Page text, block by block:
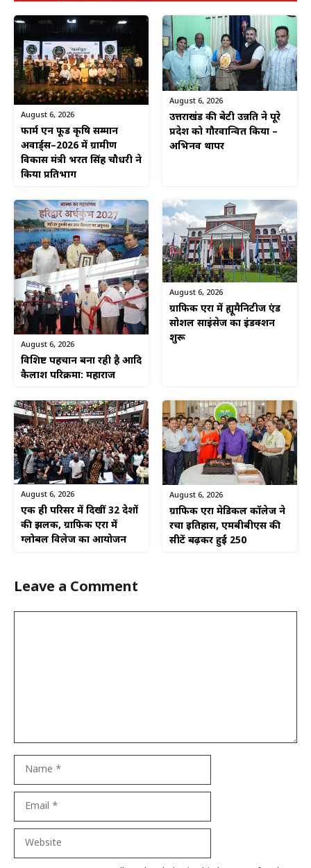
August 6, 2026
फार्म एन फूड कृषि सम्मान
अवार्ड्स–2026 में ग्रामीण
विकास मंत्री भरत सिंह चौधरी ने
किया प्रतिभाग
August 6, 2026
उत्तराखंड की बेटी उन्नति ने पूरे
प्रदेश को गौरवान्वित किया –
अभिनव थापर
August 6, 2026
विशिष्ट पहचान बना रही है आदि
कैलाश परिक्रमा: महाराज
August 6, 2026
ग्राफिक एरा में ह्यूमैनिटीज एंड
सोशल साइंसेज का इंडक्शन
शुरू
August 6, 2026
एक ही परिसर में दिखीं 32 देशों
की झलक, ग्राफिक एरा में
ग्लोबल विलेज का आयोजन
August 6, 2026
ग्राफिक एरा मेडिकल कॉलेज ने
रचा इतिहास, एमबीबीएस की
सीटें बढ़कर हुईं 250
Leave a Comment